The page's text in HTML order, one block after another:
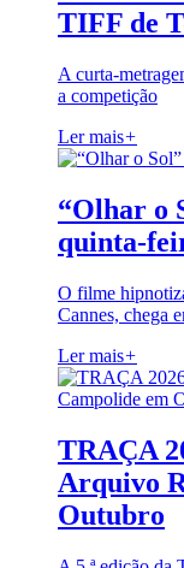
TIFF de
A curta-
a competição
Ler mais+
“Olhar o
quinta-
O filme
Cannes, chega
Ler mais+
TRAÇA
Arquivo
Outubro